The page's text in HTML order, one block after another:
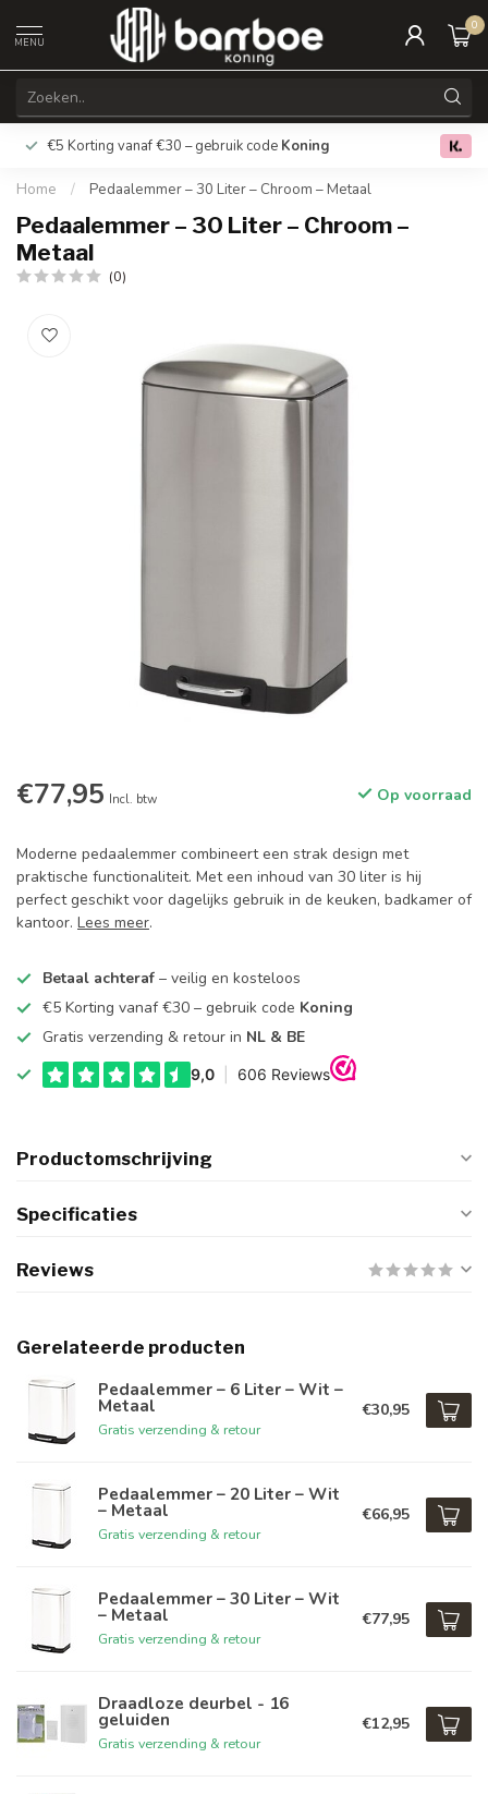
MENU
0
€5 Korting vanaf €30 – gebruik code Koning Gratis
Home / Pedaalemmer – 30 Liter – Chroom – Metaal
Pedaalemmer – 30 Liter – Chroom –
Metaal
(0)
€77,95 Incl. btw Op voorraad
Moderne pedaalemmer combineert een strak design met
praktische functionaliteit. Met een inhoud van 30 liter is hij
perfect geschikt voor dagelijks gebruik in de keuken, badkamer of
kantoor. Lees meer.
Betaal achteraf – veilig en kosteloos
€5 Korting vanaf €30 – gebruik code Koning
Gratis verzending & retour in NL & BE
Productomschrijving
Specificaties
Reviews
Gerelateerde producten
Pedaalemmer – 6 Liter – Wit –
Metaal
Gratis verzending & retour
€30,95
Pedaalemmer – 20 Liter – Wit
– Metaal
Gratis verzending & retour
€66,95
Pedaalemmer – 30 Liter – Wit
– Metaal
Gratis verzending & retour
€77,95
Draadloze deurbel - 16
geluiden
Gratis verzending & retour
€12,95